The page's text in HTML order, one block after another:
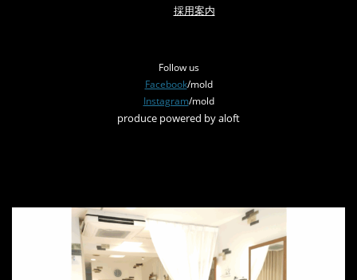
採用案内
Follow us
Facebook/mold
Instagram/mold
produce powered by aloft